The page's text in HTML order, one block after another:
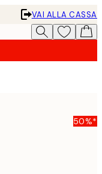
VAI ALLA CASSA
50%*